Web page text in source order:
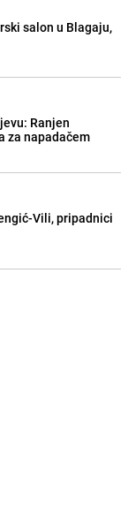
salon u Blagaju,
Ranjen
za napadačem
Vili, pripadnici